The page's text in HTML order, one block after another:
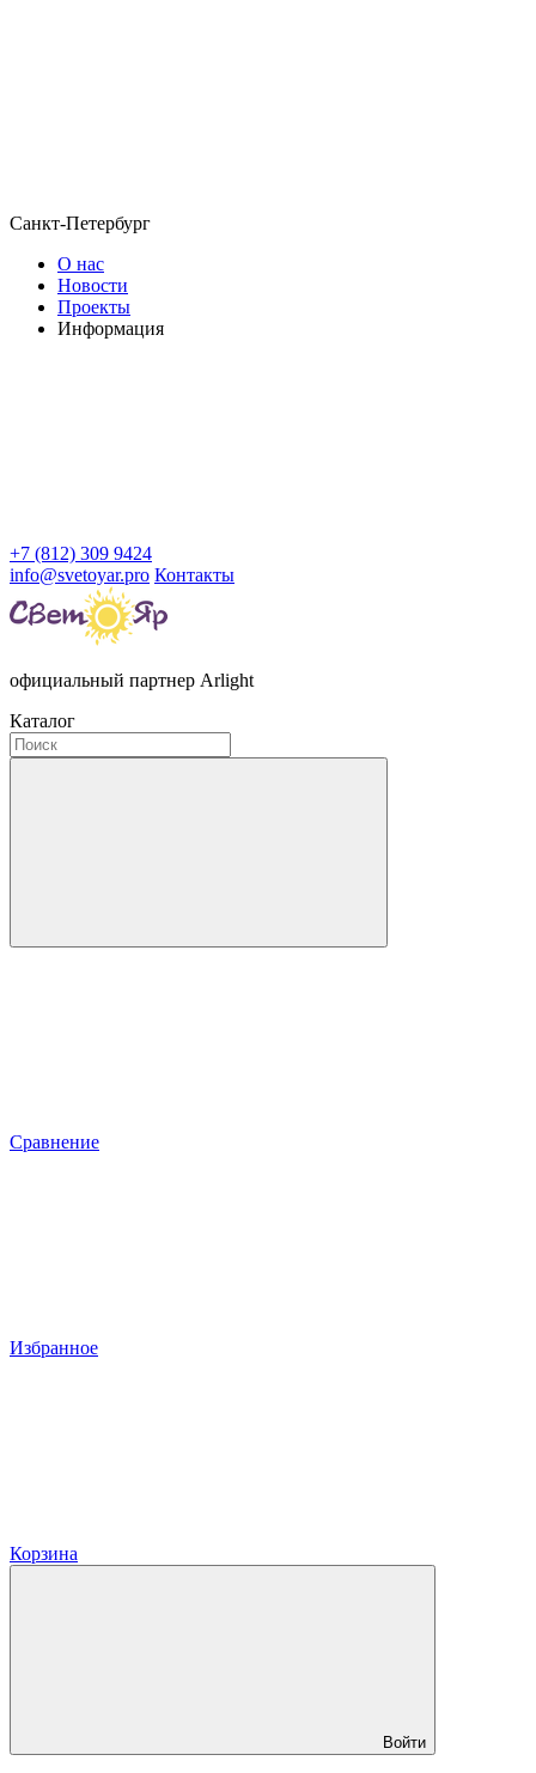
Санкт-Петербург
О нас
Новости
Проекты
Информация
+7 (812) 309 9424
info@svetoyar.pro Контакты
официальный партнер Arlight
Каталог
Сравнение
Избранное
Корзина
Войти